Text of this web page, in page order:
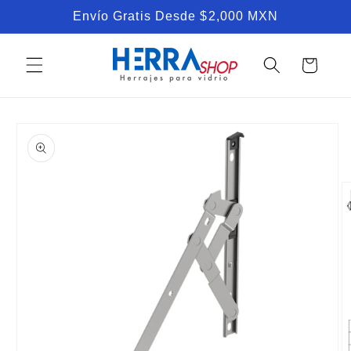
directamente
al contenido
Envío Gratis Desde $2,000 MXN
Carrito
a la
información
del producto